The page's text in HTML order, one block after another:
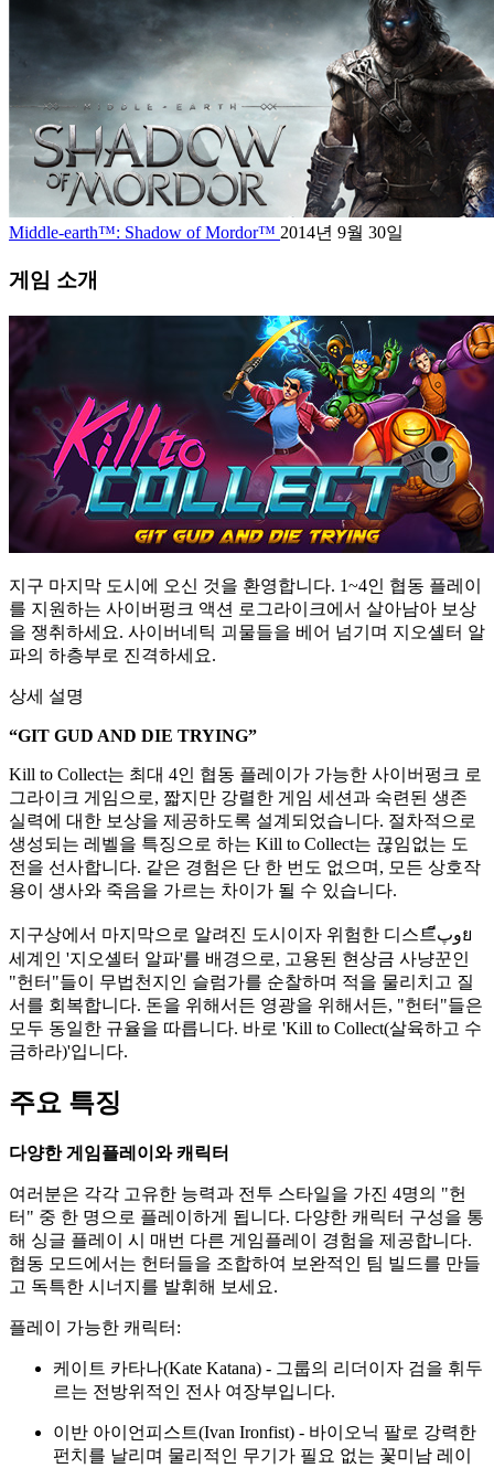
Middle-earth™: Shadow of Mordor™ 2014년 9월 30일
게임 소개
지구 마지막 도시에 오신 것을 환영합니다. 1~4인 협동 플레이
를 지원하는 사이버펑크 액션 로그라이크에서 살아남아 보상
을 쟁취하세요. 사이버네틱 괴물들을 베어 넘기며 지오셸터 알
파의 하층부로 진격하세요.
상세 설명
“GIT GUD AND DIE TRYING”
Kill to Collect는 최대 4인 협동 플레이가 가능한 사이버펑크 로
그라이크 게임으로, 짧지만 강렬한 게임 세션과 숙련된 생존
실력에 대한 보상을 제공하도록 설계되었습니다. 절차적으로
생성되는 레벨을 특징으로 하는 Kill to Collect는 끊임없는 도
전을 선사합니다. 같은 경험은 단 한 번도 없으며, 모든 상호작
용이 생사와 죽음을 가르는 차이가 될 수 있습니다.
지구상에서 마지막으로 알려진 도시이자 위험한 디스트وپีย
세계인 '지오셸터 알파'를 배경으로, 고용된 현상금 사냥꾼인
"헌터"들이 무법천지인 슬럼가를 순찰하며 적을 물리치고 질
서를 회복합니다. 돈을 위해서든 영광을 위해서든, "헌터"들은
모두 동일한 규율을 따릅니다. 바로 'Kill to Collect(살육하고 수
금하라)'입니다.
주요 특징
다양한 게임플레이와 캐릭터
여러분은 각각 고유한 능력과 전투 스타일을 가진 4명의 "헌
터" 중 한 명으로 플레이하게 됩니다. 다양한 캐릭터 구성을 통
해 싱글 플레이 시 매번 다른 게임플레이 경험을 제공합니다.
협동 모드에서는 헌터들을 조합하여 보완적인 팀 빌드를 만들
고 독특한 시너지를 발휘해 보세요.
플레이 가능한 캐릭터:
케이트 카타나(Kate Katana) - 그룹의 리더이자 검을 휘두
르는 전방위적인 전사 여장부입니다.
이반 아이언피스트(Ivan Ironfist) - 바이오닉 팔로 강력한
펀치를 날리며 물리적인 무기가 필요 없는 꽃미남 레이